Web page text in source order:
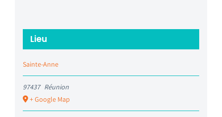
Lieu
Sainte-Anne
97437 Réunion
+ Google Map